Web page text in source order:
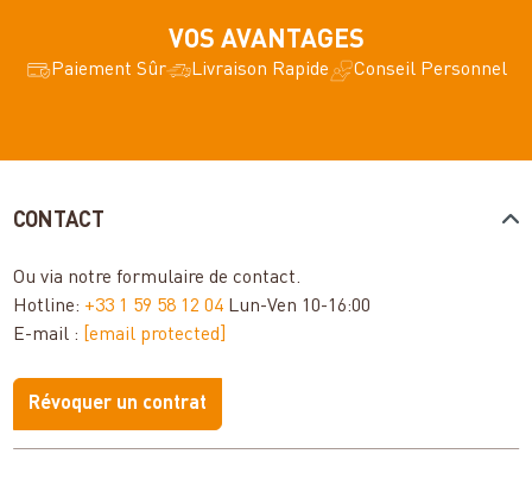
VOS AVANTAGES
Paiement Sûr Livraison Rapide Conseil Personnel
CONTACT
Ou via notreformulaire de contact.
Hotline: +33 1 59 58 12 04 Lun-Ven 10-16:00
E-mail : [email protected]
Révoquer un contrat